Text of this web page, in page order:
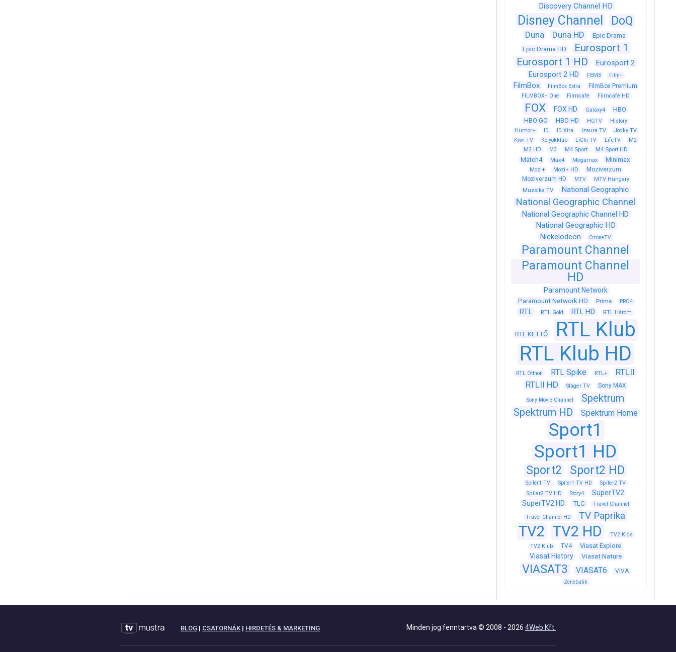
Discovery Channel HD
Disney Channel DoQ
Duna Duna HD
Epic Drama
Epic Drama HD
Eurosport 1
Eurosport 1 HD
Eurosport 2
Eurosport 2 HD
FEM3 Film+
FilmBox FilmBox Extra FilmBox Premium
FILMBOX+ One Filmcafé Filmcafé HD
FOX FOX HD Galaxy4
HBO
HBO GO
HBO HD HGTV
History
Humor+
ID ID Xtra Izaura TV
Jocky TV
Kiwi TV
Kölyökklub LiChi TV LifeTV
M2
M2 HD
M3 M4 Sport M4 Sport HD
Match4 Max4 Megamax Minimax
Mozi+ Mozi+ HD
Moziverzum
Moziverzum HD
MTV MTV Hungary
Muzsika TV National Geographic
National Geographic Channel
National Geographic Channel HD
National Geographic HD
Nickelodeon
OzoneTV
Paramount Channel
Paramount Channel
HD
Paramount Network
Paramount Network HD Prime PRO4
RTL RTL Gold RTL HD RTL Három
RTL KETTŐ
RTL Klub
RTL Klub HD
RTL Otthon RTL Spike RTL+
RTLII
RTLII HD
Sláger TV Sony MAX
Sony Movie Channel
Spektrum
Spektrum HD
Spektrum Home
Sport1
Sport1 HD
Sport2 Sport2 HD
Spíler1 TV Spíler1 TV HD
Spíler2 TV
Spíler2 TV HD
Story4
SuperTV2
SuperTV2 HD
TLC
Travel Channel
Travel Channel HD
TV Paprika
TV2 TV2 HD
TV2 Kids
TV2 Klub
TV4 Viasat Explore
Viasat History Viasat Nature
VIASAT3 VIASAT6 VIVA
Zenebutik
BLOG| CSATORNÁK| HIRDETÉS & MARKETING Minden jog fenntartva © 2008 - 2026 4Web Kft.